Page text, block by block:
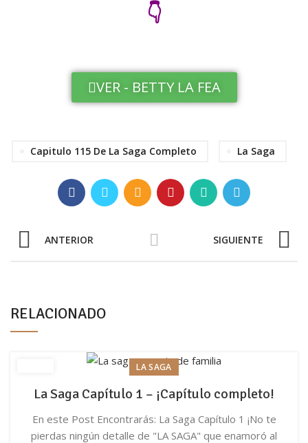
👇
VER - BETTY LA FEA
Capitulo 115 De La Saga Completo La Saga
ANTERIOR SIGUIENTE
RELACIONADO
LA SAGA
La Saga Capítulo 1 – ¡Capítulo completo!
En este Post Encontrarás: La Saga Capítulo 1 ¡No te
pierdas ningún detalle de "LA SAGA" que enamoró al